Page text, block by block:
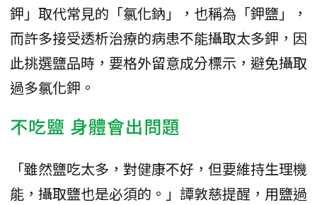
鉀」取代常見的「氯化鈉」，也稱為「鉀鹽」，
而許多接受透析治療的病患不能攝取太多鉀，因
此挑選鹽品時，要格外留意成分標示，避免攝取
過多氯化鉀。
不吃鹽 身體會出問題
「雖然鹽吃太多，對健康不好，但要維持生理機
能，攝取鹽也是必須的。」譚敦慈提醒，用鹽過